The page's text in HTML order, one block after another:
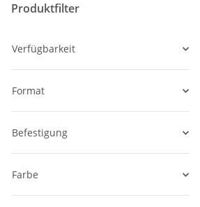
Produktfilter
Verfügbarkeit
Format
Befestigung
Farbe